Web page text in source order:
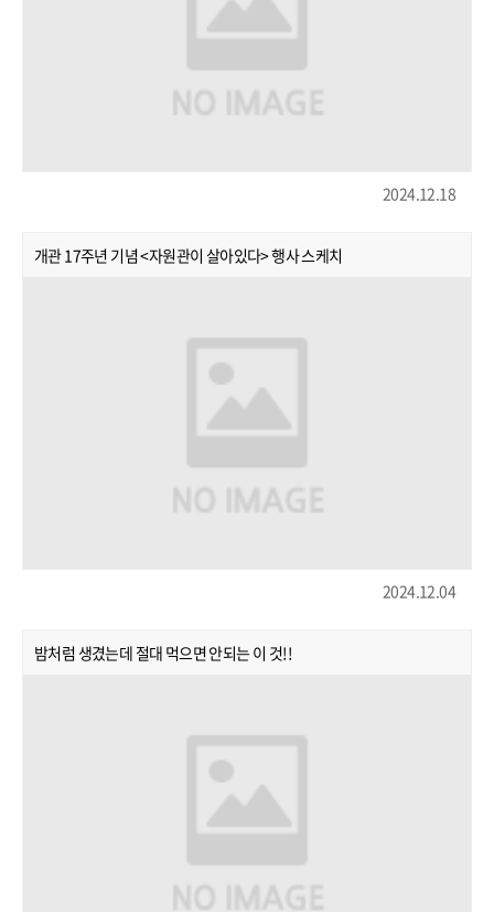
2024.12.18
개관 17주년 기념 <자원관이 살아있다> 행사 스케치
2024.12.04
밤처럼 생겼는데 절대 먹으면 안되는 이 것!!